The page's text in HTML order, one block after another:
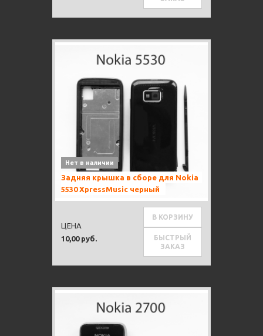
Нет в наличии
Задняя крышка в сборе для Nokia
5530 XpressMusic черный
10,00 руб.
ЦЕНА
В КОРЗИНУ
БЫСТРЫЙ
ЗАКАЗ